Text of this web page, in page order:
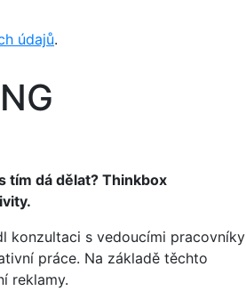
údajů.
tím dá dělat? Thinkbox
konzultaci s vedoucími pracovníky
práce. Na základě těchto
reklamy.